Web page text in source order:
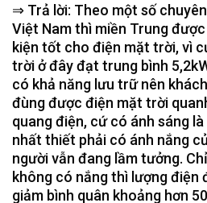
⇒ Trả lời: Theo một số
Việt Nam thì miền Trung
kiện tốt cho điện mặt trời, vì
trời ở đây đạt trung bình
có khả năng lưu trữ nên
đùng được điện mặt trời
quang điện, cứ có ánh sáng
nhất thiết phải có ánh nắng
người vẫn đang lầm tưởng.
không có nắng thì lượng điện
giảm bình quân khoảng hơn